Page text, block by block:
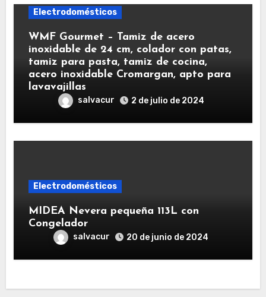
Electrodomésticos
WMF Gourmet – Tamiz de acero
inoxidable de 24 cm, colador con patas,
tamiz para pasta, tamiz de cocina,
acero inoxidable Cromargan, apto para
lavavajillas
salvacur 2 de julio de 2024
Electrodomésticos
MIDEA Nevera pequeña 113L con
Congelador
salvacur 20 de junio de 2024